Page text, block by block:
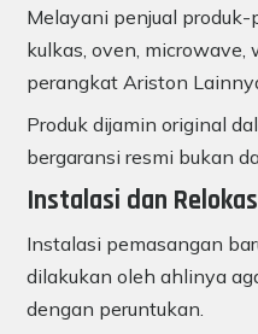
Melayani penjual
kulkas, oven, microwave,
perangkat Ariston
Produk dijamin original
bergaransi resmi bukan
Instalasi dan
Instalasi pemasangan
dilakukan oleh ahlinya
dengan peruntukan.